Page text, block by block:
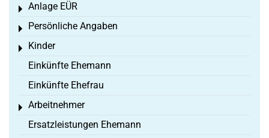
Anlage EÜR
Toggle menu
Persönliche Angaben
Toggle menu
Kinder
Toggle menu
Einkünfte Ehemann
Einkünfte Ehefrau
Arbeitnehmer
Toggle menu
Ersatzleistungen Ehemann